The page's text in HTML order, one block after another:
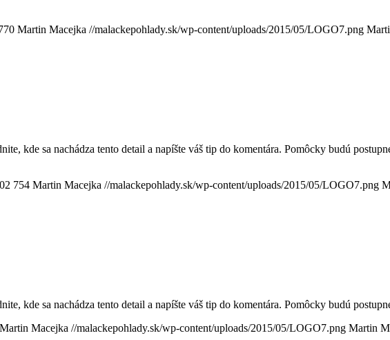
Martin Macejka //malackepohlady.sk/wp-content/uploads/2015/05/LOGO7.png
kde sa nachádza tento detail a napíšte váš tip do komentára. Pomôcky budú
754 Martin Macejka //malackepohlady.sk/wp-content/uploads/2015/05/LOGO7.png
kde sa nachádza tento detail a napíšte váš tip do komentára. Pomôcky budú
Martin Macejka //malackepohlady.sk/wp-content/uploads/2015/05/LOGO7.png Martin